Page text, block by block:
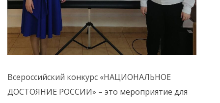
Всероссийский конкурс «НАЦИОНАЛЬНОЕ
ДОСТОЯНИЕ РОССИИ» – это мероприятие для